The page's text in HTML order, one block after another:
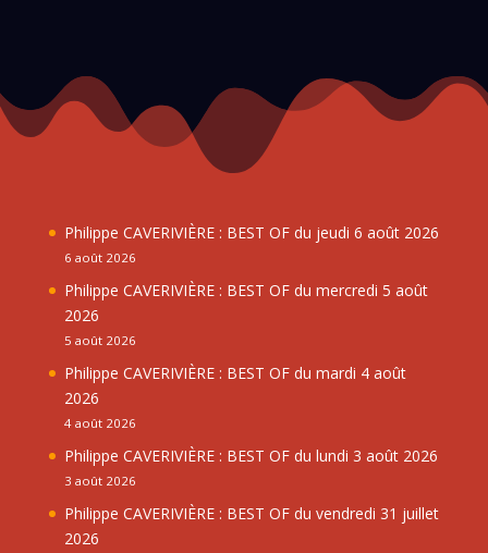
Philippe CAVERIVIÈRE : BEST OF du jeudi 6 août 2026
6 août 2026
Philippe CAVERIVIÈRE : BEST OF du mercredi 5 août
2026
5 août 2026
Philippe CAVERIVIÈRE : BEST OF du mardi 4 août
2026
4 août 2026
Philippe CAVERIVIÈRE : BEST OF du lundi 3 août 2026
3 août 2026
Philippe CAVERIVIÈRE : BEST OF du vendredi 31 juillet
2026